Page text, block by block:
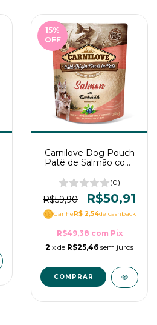
15%
OFF
Carnilove Dog Pouch
Patê de Salmão com
300g
(0)
R$59,90 R$50,91
GanheR$ 2,54de cashback
R$49,38 com Pix
2 x de R$25,46 sem juros